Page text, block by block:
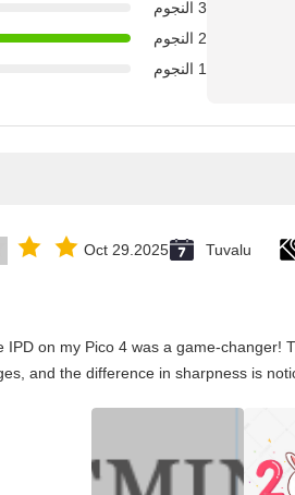
3 النجوم
2 النجوم
1 النجوم
Tuvalu
Oct 29.2025
IPD on my Pico 4 was a game-changer!
and the difference in sharpness is